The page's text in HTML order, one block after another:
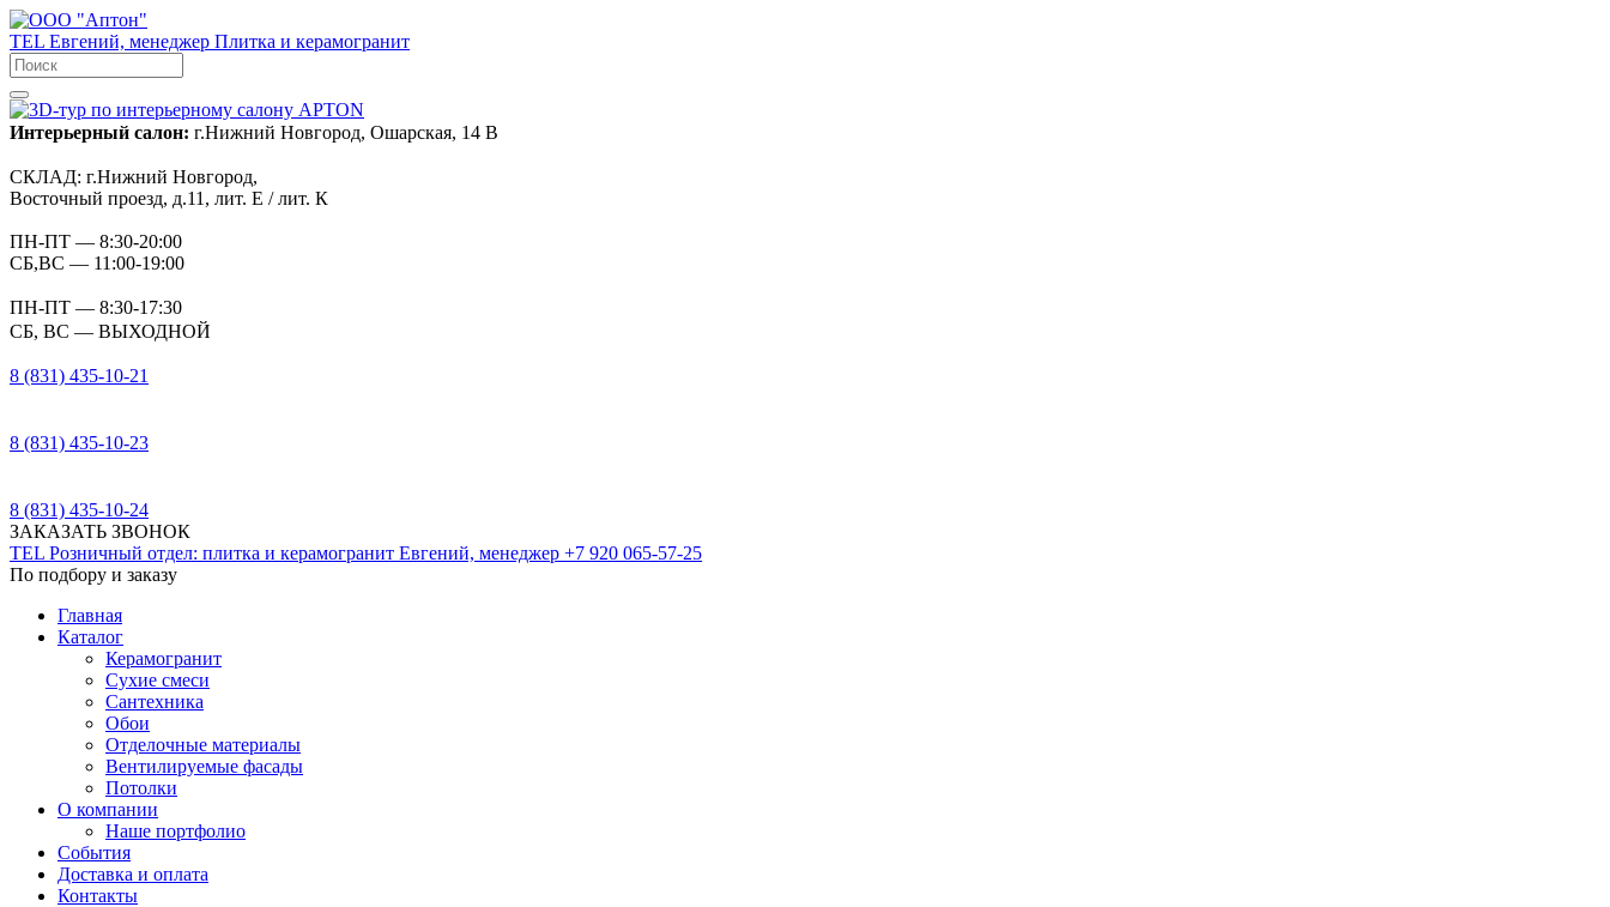
TEL Евгений, менеджер Плитка и керамогранит
Интерьерный салон: г.Нижний Новгород, Ошарская, 14 В
СКЛАД: г.Нижний Новгород,
Восточный проезд, д.11, лит. Е / лит. К
ПН-ПТ — 8:30-20:00
СБ,ВС — 11:00-19:00
ПН-ПТ — 8:30-17:30
СБ, ВС — ВЫХОДНОЙ
8 (831) 435-10-21
8 (831) 435-10-23
8 (831) 435-10-24
ЗАКАЗАТЬ ЗВОНОК
TEL Розничный отдел: плитка и керамогранит Евгений, менеджер +7 920 065-57-25
По подбору и заказу
Главная
Каталог
Керамогранит
Сухие смеси
Сантехника
Обои
Отделочные материалы
Вентилируемые фасады
Потолки
О компании
Наше портфолио
События
Доставка и оплата
Контакты